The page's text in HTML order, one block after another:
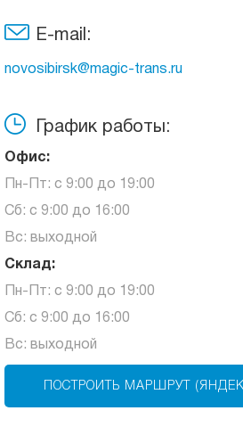
E-mail:
novosibirsk@magic-trans.ru
График работы:
Офис:
Пн-Пт: с 9:00 до 19:00
Сб: с 9:00 до 16:00
Вс: выходной
Склад:
Пн-Пт: с 9:00 до 19:00
Сб: с 9:00 до 16:00
Вс: выходной
ПОСТРОИТЬ МАРШРУТ